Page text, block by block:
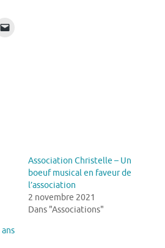
Association Christelle – Un
boeuf musical en faveur de
l’association
2 novembre 2021
Dans "Associations"